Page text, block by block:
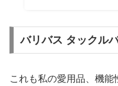
バリバス タックル
これも私の愛用品、機